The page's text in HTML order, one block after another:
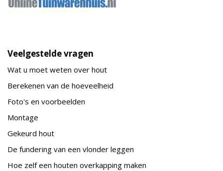
Veelgestelde vragen
Wat u moet weten over hout
Berekenen van de hoeveelheid
Foto's en voorbeelden
Montage
Gekeurd hout
De fundering van een vlonder leggen
Hoe zelf een houten overkapping maken